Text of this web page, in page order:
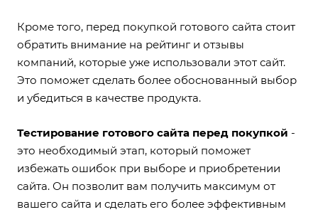
Кроме того, перед покупкой готового сайта стоит
обратить внимание на рейтинг и отзывы
компаний, которые уже использовали этот сайт.
Это поможет сделать более обоснованный выбор
и убедиться в качестве продукта.
Тестирование готового сайта перед покупкой -
это необходимый этап, который поможет
избежать ошибок при выборе и приобретении
сайта. Он позволит вам получить максимум от
вашего сайта и сделать его более эффективным